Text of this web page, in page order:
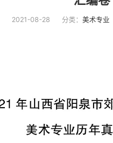
2021-08-28 分类： 美术专业